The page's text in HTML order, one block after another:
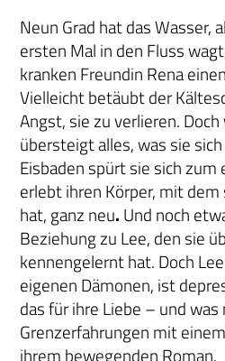
Neun Grad hat das Wasser,
ersten Mal in den Fluss
kranken Freundin Rena
Vielleicht betäubt der
Angst, sie zu verlieren.
übersteigt alles, was sie
Eisbaden spürt sie sich
erlebt ihren Körper, mit
hat, ganz neu. Und noch
Beziehung zu Lee, den sie
kennengelernt hat. Doch
eigenen Dämonen, ist
das für ihre Liebe – und was
Grenzerfahrungen mit
ihrem bewegenden Roman.